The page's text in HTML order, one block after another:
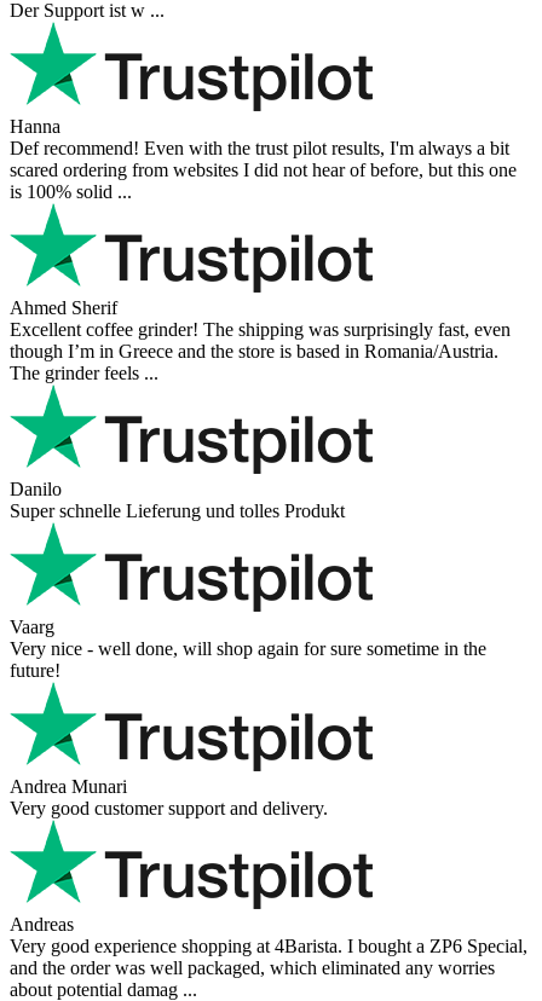
Der Support ist w ...
Hanna
Def recommend! Even with the trust pilot results, I'm always a bit
scared ordering from websites I did not hear of before, but this one
is 100% solid ...
Ahmed Sherif
Excellent coffee grinder! The shipping was surprisingly fast, even
though I’m in Greece and the store is based in Romania/Austria.
The grinder feels ...
Danilo
Super schnelle Lieferung und tolles Produkt
Vaarg
Very nice - well done, will shop again for sure sometime in the
future!
Andrea Munari
Very good customer support and delivery.
Andreas
Very good experience shopping at 4Barista. I bought a ZP6 Special,
and the order was well packaged, which eliminated any worries
about potential damag ...